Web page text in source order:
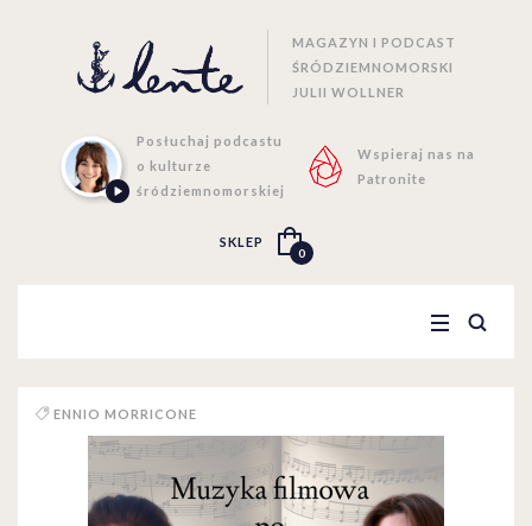
MAGAZYN I PODCAST
ŚRÓDZIEMNOMORSKI
JULII WOLLNER
Posłuchaj podcastu
o kulturze
śródziemnomorskiej
Wspieraj nas na
Patronite
SKLEP
0
ENNIO MORRICONE